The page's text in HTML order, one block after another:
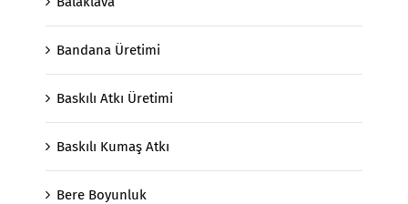
Bandana Üretimi
Baskılı Atkı Üretimi
Baskılı Kumaş Atkı
Bere Boyunluk